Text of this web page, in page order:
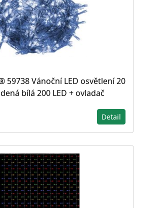
59738 Vánoční LED osvětlení 20
bílá 200 LED + ovladač
Detail